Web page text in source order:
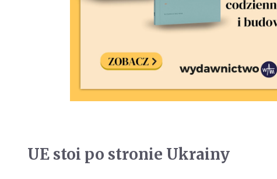
UE stoi po stronie Ukrainy